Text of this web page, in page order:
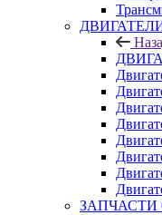
ЗАПЧАСТИ